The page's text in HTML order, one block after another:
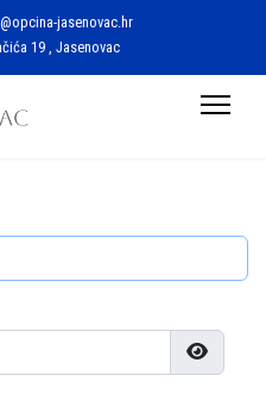
jasenovac.hr
19 , Jasenovac
Prikaži